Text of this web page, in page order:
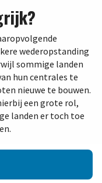
wederopstanding
sommige landen
hun centrales te
nieuwe te bouwen.
een grote rol,
landen er toch toe